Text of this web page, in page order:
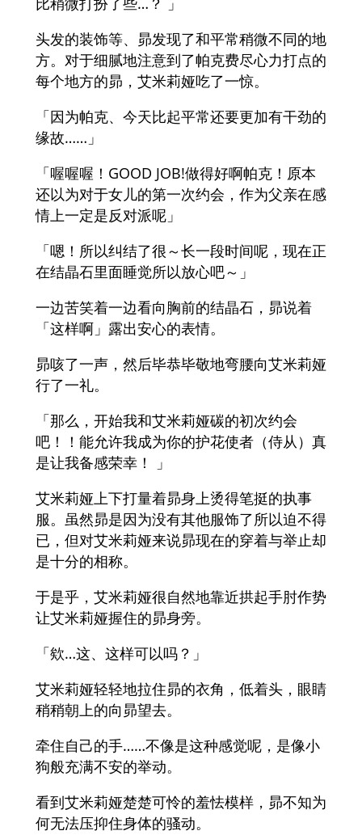
头发的装饰等、昴发现了和平常稍微不同的地
方。对于细腻地注意到了帕克费尽心力打点的
每个地方的昴，艾米莉娅吃了一惊。
「因为帕克、今天比起平常还要更加有干劲的
缘故……」
「喔喔喔！GOOD JOB!做得好啊帕克！原本
还以为对于女儿的第一次约会，作为父亲在感
情上一定是反对派呢」
「嗯！所以纠结了很～长一段时间呢，现在正
在结晶石里面睡觉所以放心吧～」
一边苦笑着一边看向胸前的结晶石，昴说着
「这样啊」露出安心的表情。
昴咳了一声，然后毕恭毕敬地弯腰向艾米莉娅
行了一礼。
「那么，开始我和艾米莉娅碳的初次约会
吧！！能允许我成为你的护花使者（侍从）真
是让我备感荣幸！ 」
艾米莉娅上下打量着昴身上烫得笔挺的执事
服。虽然昴是因为没有其他服饰了所以迫不得
已，但对艾米莉娅来说昴现在的穿着与举止却
是十分的相称。
于是乎，艾米莉娅很自然地靠近拱起手肘作势
让艾米莉娅握住的昴身旁。
「欸…这、这样可以吗？」
艾米莉娅轻轻地拉住昴的衣角，低着头，眼睛
稍稍朝上的向昴望去。
牵住自己的手……不像是这种感觉呢，是像小
狗般充满不安的举动。
看到艾米莉娅楚楚可怜的羞怯模样，昴不知为
何无法压抑住身体的骚动。